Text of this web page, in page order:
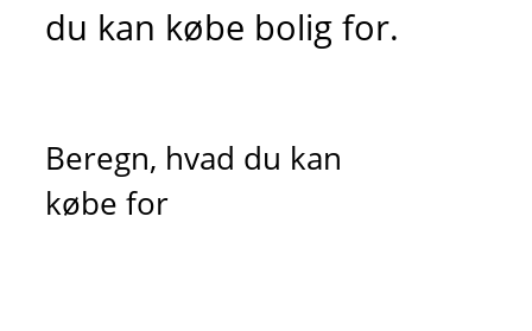
du kan købe bolig for.
Beregn, hvad du kan
købe for